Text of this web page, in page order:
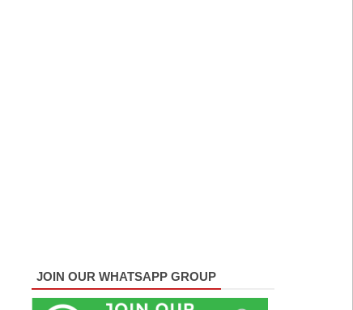
JOIN OUR WHATSAPP GROUP